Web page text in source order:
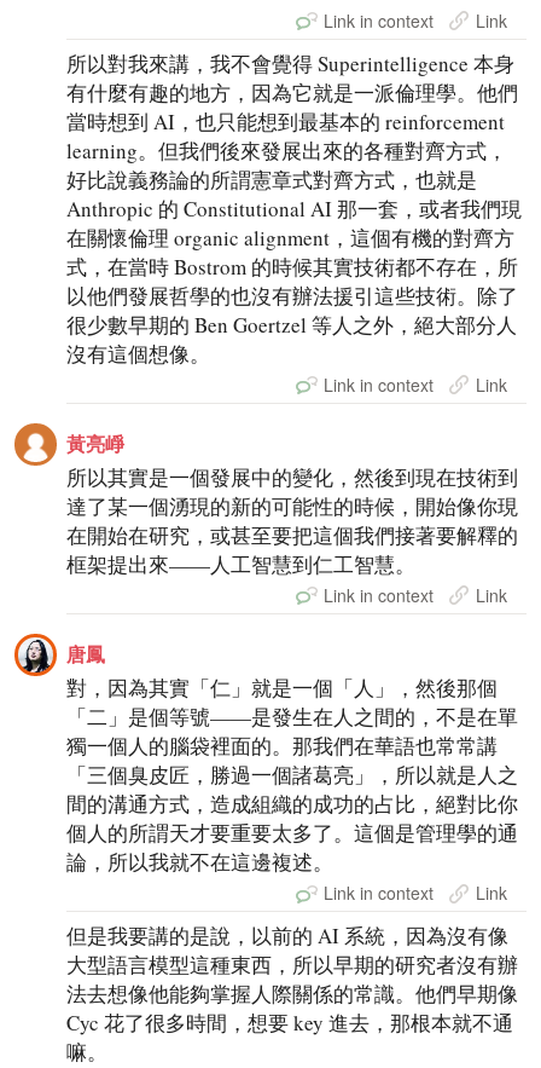
Link in context Link
所以對我來講，我不會覺得 Superintelligence 本身
有什麼有趣的地方，因為它就是一派倫理學。他們
當時想到 AI，也只能想到最基本的 reinforcement
learning。但我們後來發展出來的各種對齊方式，
好比說義務論的所謂憲章式對齊方式，也就是
Anthropic 的 Constitutional AI 那一套，或者我們現
在關懷倫理 organic alignment，這個有機的對齊方
式，在當時 Bostrom 的時候其實技術都不存在，所
以他們發展哲學的也沒有辦法援引這些技術。除了
很少數早期的 Ben Goertzel 等人之外，絕大部分人
沒有這個想像。
Link in context Link
黃亮崢
所以其實是一個發展中的變化，然後到現在技術到
達了某一個湧現的新的可能性的時候，開始像你現
在開始在研究，或甚至要把這個我們接著要解釋的
框架提出來——人工智慧到仁工智慧。
Link in context Link
唐鳳
對，因為其實「仁」就是一個「人」，然後那個
「二」是個等號——是發生在人之間的，不是在單
獨一個人的腦袋裡面的。那我們在華語也常常講
「三個臭皮匠，勝過一個諸葛亮」，所以就是人之
間的溝通方式，造成組織的成功的占比，絕對比你
個人的所謂天才要重要太多了。這個是管理學的通
論，所以我就不在這邊複述。
Link in context Link
但是我要講的是說，以前的 AI 系統，因為沒有像
大型語言模型這種東西，所以早期的研究者沒有辦
法去想像他能夠掌握人際關係的常識。他們早期像
Cyc 花了很多時間，想要 key 進去，那根本就不通
嘛。